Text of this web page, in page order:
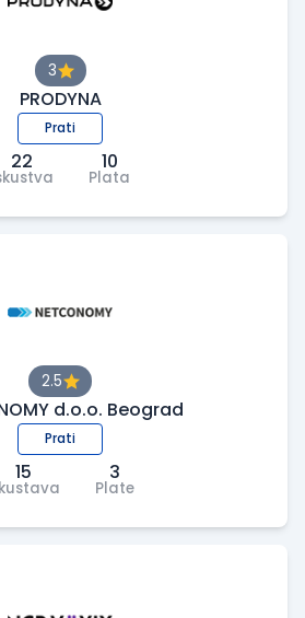
3
PRODYNA
Prati
22 10
Plata
2.5
d.o.o. Beograd
Prati
15 3
Plate